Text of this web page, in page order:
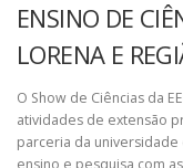
ENSINO DE
LORENA E
O Show de Ciências da
atividades de extensão
parceria da